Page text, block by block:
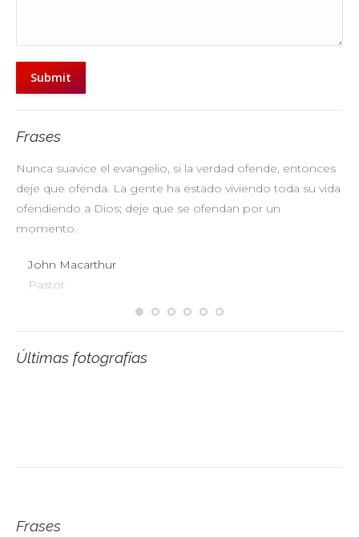
Submit
Frases
Nunca suavice el evangelio, si la verdad ofende, entonces
deje que ofenda. La gente ha estado viviendo toda su vida
ofendiendo a Dios; deje que se ofendan por un
momento.
John Macarthur
Pastor
Últimas fotografías
Frases